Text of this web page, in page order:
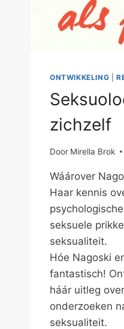
ONTWIKKELING
zichzelf
Door Mirella Brok
Wáárover
Haar kennis
seksuele
seksualiteit.
Hóe Nagoski
fantastisch!
háár uitleg
onderzoeken
seksualiteit.